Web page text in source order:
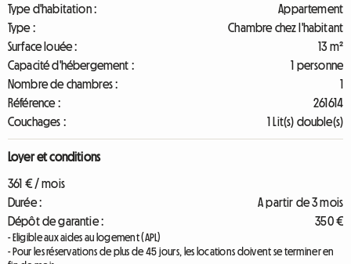
Type d'habitation :
Appartement
Type :
Chambre chez l'habitant
Surface louée :
13 m²
Capacité d'hébergement :
1 personne
Nombre de chambres :
1
Référence :
261614
Couchages :
1 Lit(s) double(s)
Loyer et conditions
361 € / mois
Durée :
A partir de 3 mois
Dépôt de garantie :
350 €
- Eligible aux aides au logement (APL)
- Pour les réservations de plus de 45 jours, les locations doivent se terminer en